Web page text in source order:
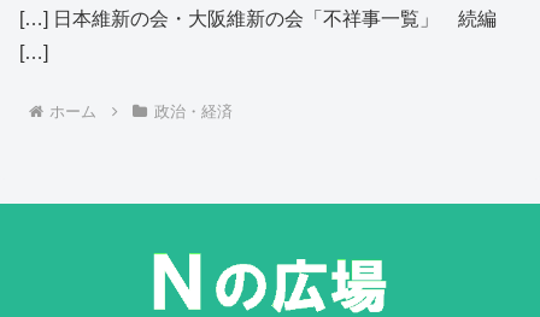
[…] 日本維新の会・大阪維新の会「不祥事一覧」 続編
[…]
ホーム 政治・経済